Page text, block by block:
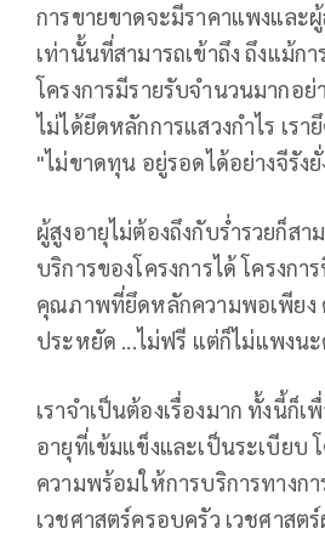
การขายขาดจะมีราคาแพงและ
เท่านั้นที่สามารถเข้าถึง ถึงแม้ก
โครงการมีรายรับจำนวนมากอย่
ไม่ได้ยึดหลักการแสวงกำไร เรา
"ไม่ขาดทุน อยู่รอดได้อย่างจีรัง
ผู้สูงอายุไม่ต้องถึงกับร่ำรวยก็สา
บริการของโครงการได้ โครงกา
คุณภาพที่ยึดหลักความพอเพียง
ประหยัด ...ไม่ฟรี แต่ก็ไม่แพงน
เราจำเป็นต้องเรื่องมาก ทั้งนี้ก็
อายุที่เข้มแข็งและเป็นระเบียบ โ
ความพร้อมให้การบริการทางก
เวชศาสตร์ครอบครัว เวชศาสต